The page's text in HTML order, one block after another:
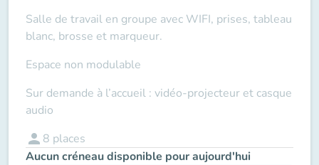
Salle de travail en groupe avec WIFI, prises, tableau
blanc, brosse et marqueur.
Espace non modulable
Sur demande à l’accueil : vidéo-projecteur et casque
audio
person 8 places
Aucun créneau disponible pour aujourd'hui